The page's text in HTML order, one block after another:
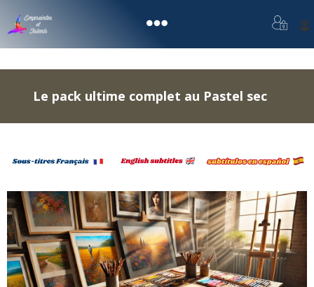
Le pack ultime complet au Pastel sec